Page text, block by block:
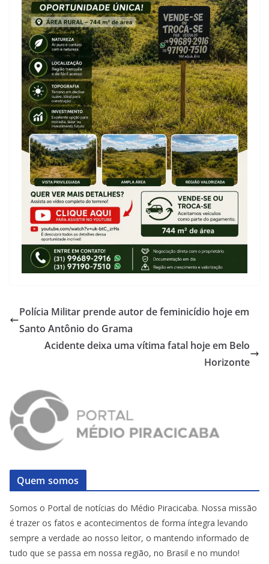
Polícia Militar prende autor de feminicídio hoje em
Santo Antônio do Grama
Acidente deixa uma vítima fatal hoje em Belo
Horizonte
Quem somos
Somos o Portal de notícias do Médio Piracicaba. Nossa missão
é trazer os fatos e acontecimentos de forma íntegra levando
sempre a verdade ao nosso leitor, o mantendo informado de
tudo que se passa em nossa região, no Brasil e no mundo!